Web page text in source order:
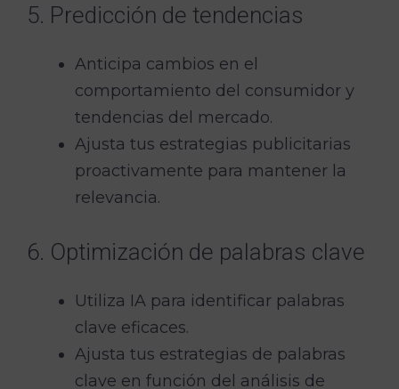
5. Predicción de tendencias
Anticipa cambios en el
comportamiento del consumidor y
tendencias del mercado.
Ajusta tus estrategias publicitarias
proactivamente para mantener la
relevancia.
6. Optimización de palabras clave
Utiliza IA para identificar palabras
clave eficaces.
Ajusta tus estrategias de palabras
clave en función del análisis de